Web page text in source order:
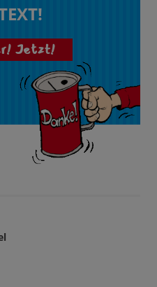
Jetzt!